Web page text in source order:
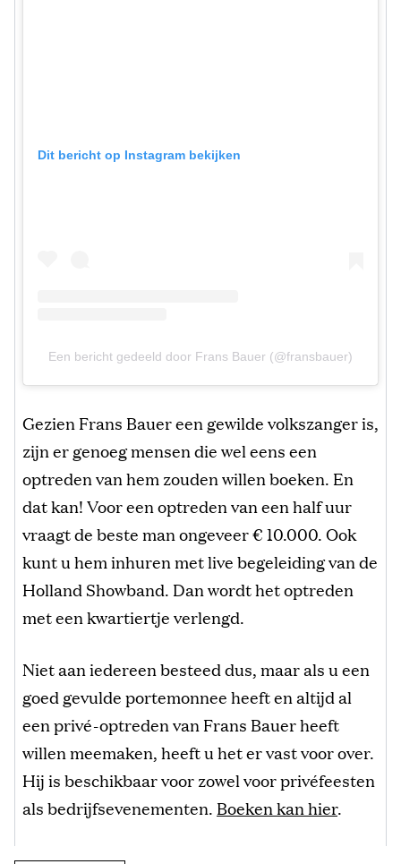
Dit bericht op Instagram bekijken
Een bericht gedeeld door Frans Bauer (@fransbauer)
Gezien Frans Bauer een gewilde volkszanger is,
zijn er genoeg mensen die wel eens een
optreden van hem zouden willen boeken. En
dat kan! Voor een optreden van een half uur
vraagt de beste man ongeveer € 10.000. Ook
kunt u hem inhuren met live begeleiding van de
Holland Showband. Dan wordt het optreden
met een kwartiertje verlengd.
Niet aan iedereen besteed dus, maar als u een
goed gevulde portemonnee heeft en altijd al
een privé-optreden van Frans Bauer heeft
willen meemaken, heeft u het er vast voor over.
Hij is beschikbaar voor zowel voor privéfeesten
als bedrijfsevenementen. Boeken kan hier.